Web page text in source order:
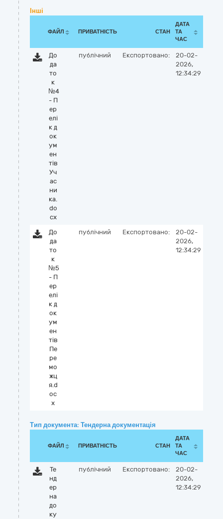
Інші
ФАЙЛ ПРИВАТНІСТЬ СТАН
ДАТА
ТА
ЧАС
До
да
то
к
№4
- П
ер
елі
к д
ок
ум
ен
тів
Уч
ас
ни
ка.
do
cx
публічний Експортовано:
20-02-
2026,
12:34:29
До
да
то
к
№5
- П
ер
елі
к д
ок
ум
ен
тів
Пе
ре
мо
жц
я.d
oc
x
публічний Експортовано:
20-02-
2026,
12:34:29
Тип документа: Тендерна документація
ФАЙЛ ПРИВАТНІСТЬ СТАН
ДАТА
ТА
ЧАС
Те
нд
ер
на
до
ку
публічний Експортовано:
20-02-
2026,
12:34:29